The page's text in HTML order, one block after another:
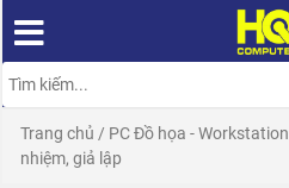
Trang chủ / PC Đồ họa - Workstation
nhiệm, giả lập